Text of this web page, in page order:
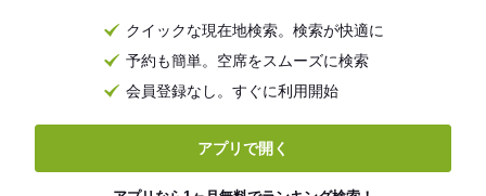
クイックな現在地検索。検索が快適に
予約も簡単。空席をスムーズに検索
会員登録なし。すぐに利用開始
アプリで開く